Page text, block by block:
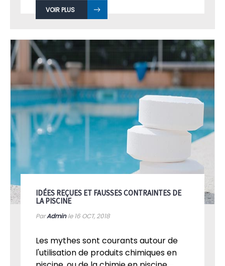
VOIR PLUS
IDÉES REÇUES ET FAUSSES CONTRAINTES DE
LA PISCINE
ParAdminle 16 OCT, 2018
Les mythes sont courants autour de
l'utilisation de produits chimiques en